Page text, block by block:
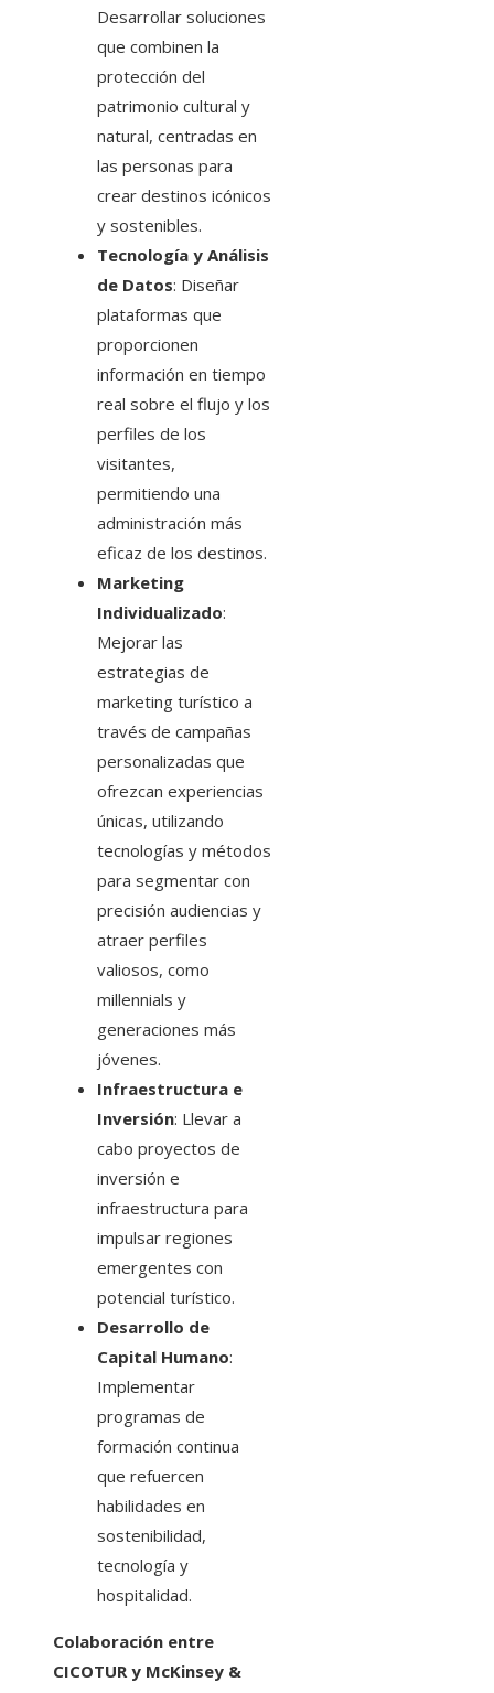
Desarrollar soluciones
que combinen la
protección del
patrimonio cultural y
natural, centradas en
las personas para
crear destinos icónicos
y sostenibles.
Tecnología y Análisis
de Datos: Diseñar
plataformas que
proporcionen
información en tiempo
real sobre el flujo y los
perfiles de los
visitantes,
permitiendo una
administración más
eficaz de los destinos.
Marketing
Individualizado:
Mejorar las
estrategias de
marketing turístico a
través de campañas
personalizadas que
ofrezcan experiencias
únicas, utilizando
tecnologías y métodos
para segmentar con
precisión audiencias y
atraer perfiles
valiosos, como
millennials y
generaciones más
jóvenes.
Infraestructura e
Inversión: Llevar a
cabo proyectos de
inversión e
infraestructura para
impulsar regiones
emergentes con
potencial turístico.
Desarrollo de
Capital Humano:
Implementar
programas de
formación continua
que refuercen
habilidades en
sostenibilidad,
tecnología y
hospitalidad.
Colaboración entre
CICOTUR y McKinsey &